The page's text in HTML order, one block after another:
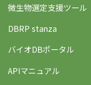
微生物選定支援ツール
DBRP stanza
バイオDBポータル
APIマニュアル